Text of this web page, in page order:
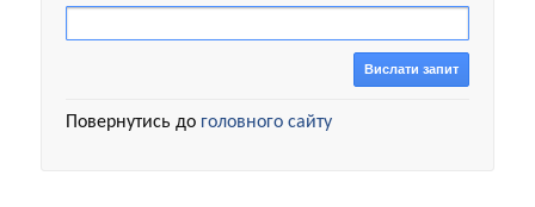
Вислати запит
Повернутись до головного сайту